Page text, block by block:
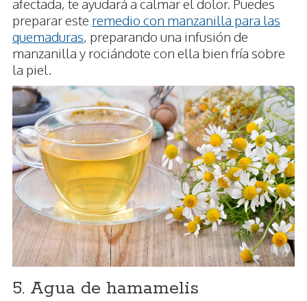
afectada, te ayudará a calmar el dolor. Puedes
preparar este remedio con manzanilla para las
quemaduras, preparando una infusión de
manzanilla y rociándote con ella bien fría sobre
la piel.
5. Agua de hamamelis